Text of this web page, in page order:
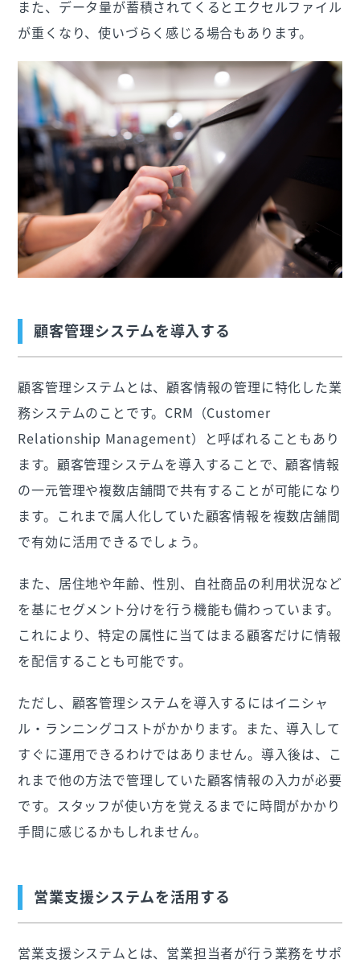
また、データ量が蓄積されてくるとエクセルファイル
が重くなり、使いづらく感じる場合もあります。
顧客管理システムを導入する
顧客管理システムとは、顧客情報の管理に特化した業
務システムのことです。CRM（Customer
Relationship Management）と呼ばれることもあり
ます。顧客管理システムを導入することで、顧客情報
の一元管理や複数店舗間で共有することが可能になり
ます。これまで属人化していた顧客情報を複数店舗間
で有効に活用できるでしょう。
また、居住地や年齢、性別、自社商品の利用状況など
を基にセグメント分けを行う機能も備わっています。
これにより、特定の属性に当てはまる顧客だけに情報
を配信することも可能です。
ただし、顧客管理システムを導入するにはイニシャ
ル・ランニングコストがかかります。また、導入して
すぐに運用できるわけではありません。導入後は、こ
れまで他の方法で管理していた顧客情報の入力が必要
です。スタッフが使い方を覚えるまでに時間がかかり
手間に感じるかもしれません。
営業支援システムを活用する
営業支援システムとは、営業担当者が行う業務をサポ